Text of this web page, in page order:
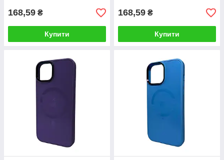
168,59 ₴
Купити
168,59 ₴
Купити